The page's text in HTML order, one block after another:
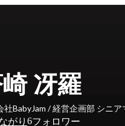
冴羅
社BabyJam / 経営企画部 シニア
がり 6フォロワー